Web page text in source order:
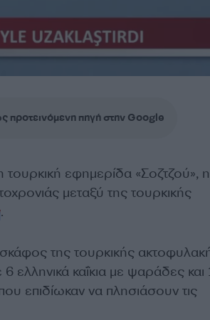
πηγή στην Google
εφημερίδα «Σοζτζού»,
μεταξύ της τουρκικής
.
της τουρκικής
ελληνικά καΐκια με ψαράδες και
επιδίωκαν να πλησιάσουν τις